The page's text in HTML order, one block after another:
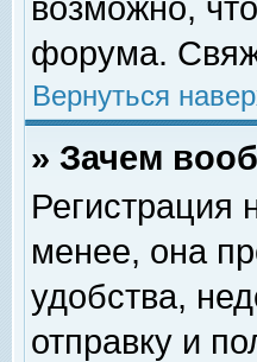
возможно,
форума.
Вернуться
» Зачем
Регистрация
менее, она
удобства,
отправку и